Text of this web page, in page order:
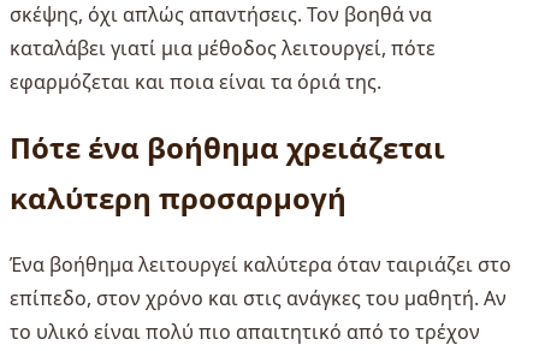
σκέψης, όχι απλώς απαντήσεις. Τον βοηθά να
καταλάβει γιατί μια μέθοδος λειτουργεί, πότε
εφαρμόζεται και ποια είναι τα όριά της.
Πότε ένα βοήθημα χρειάζεται
καλύτερη προσαρμογή
Ένα βοήθημα λειτουργεί καλύτερα όταν ταιριάζει στο
επίπεδο, στον χρόνο και στις ανάγκες του μαθητή. Αν
το υλικό είναι πολύ πιο απαιτητικό από το τρέχον